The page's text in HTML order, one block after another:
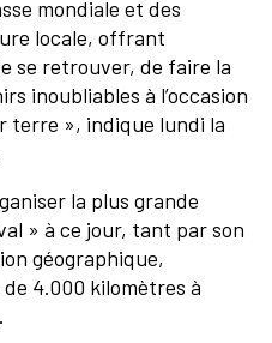
mondiale et des
locale, offrant
se retrouver, de faire la
inoubliables à l’occasion
terre », indique lundi la
la plus grande
» à ce jour, tant par son
géographique,
de 4.000 kilomètres à